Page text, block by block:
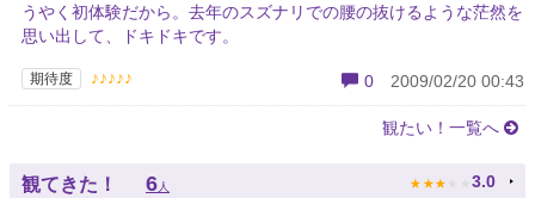
うやく初体験だから。去年のスズナリでの腰の抜けるような茫然を
思い出して、ドキドキです。
期待度 ♪♪♪♪♪ 0 2009/02/20 00:43
観たい！一覧へ
観てきた！ 6 人 ★ ★ ★ ★ ★ 3.0